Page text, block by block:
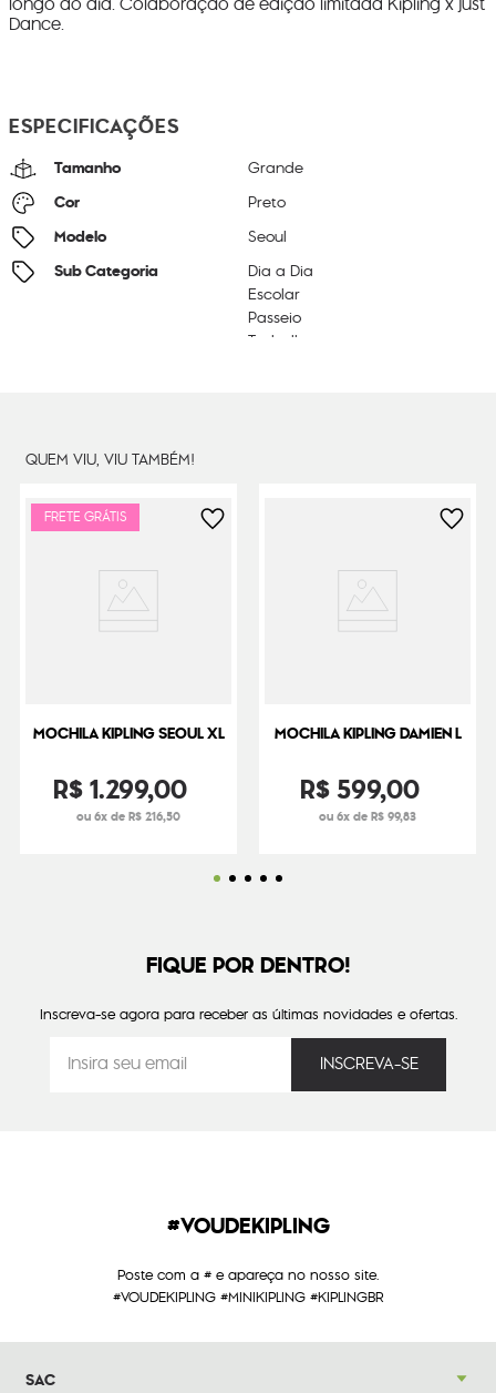
Dance.
ESPECIFICAÇÕES
Tamanho Grande
Cor Preto
Modelo Seoul
Sub Categoria
Dia a Dia
Escolar
Passeio
Trabalho
Dimensões
QUEM VIU, VIU TAMBÉM!
FRETE GRÁTIS
MOCHILA KIPLING SEOUL XL
R$1.299,00
ou 6x de R$ 216,50
MOCHILA KIPLING DAMIEN L
R$599,00
ou 6x de R$ 99,83
FIQUE POR DENTRO!
Inscreva-se agora para receber as últimas novidades e ofertas.
#VOUDEKIPLING
Poste com a # e apareça no nosso site.
#VOUDEKIPLING #MINIKIPLING #KIPLINGBR
SAC